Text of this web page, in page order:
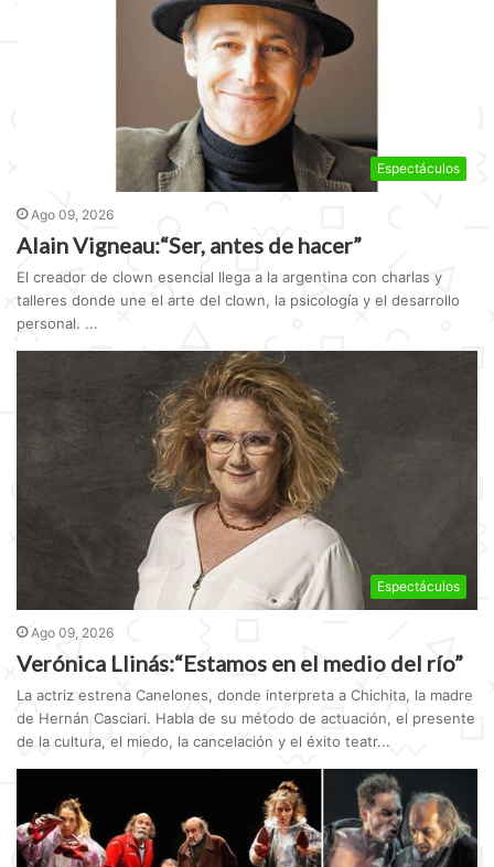
Espectáculos
Ago 09, 2026
Alain Vigneau:“Ser, antes de hacer”
El creador de clown esencial llega a la argentina con charlas y
talleres donde une el arte del clown, la psicología y el desarrollo
personal. ...
Espectáculos
Ago 09, 2026
Verónica Llinás:“Estamos en el medio del río”
La actriz estrena Canelones, donde interpreta a Chichita, la madre
de Hernán Casciari. Habla de su método de actuación, el presente
de la cultura, el miedo, la cancelación y el éxito teatr...